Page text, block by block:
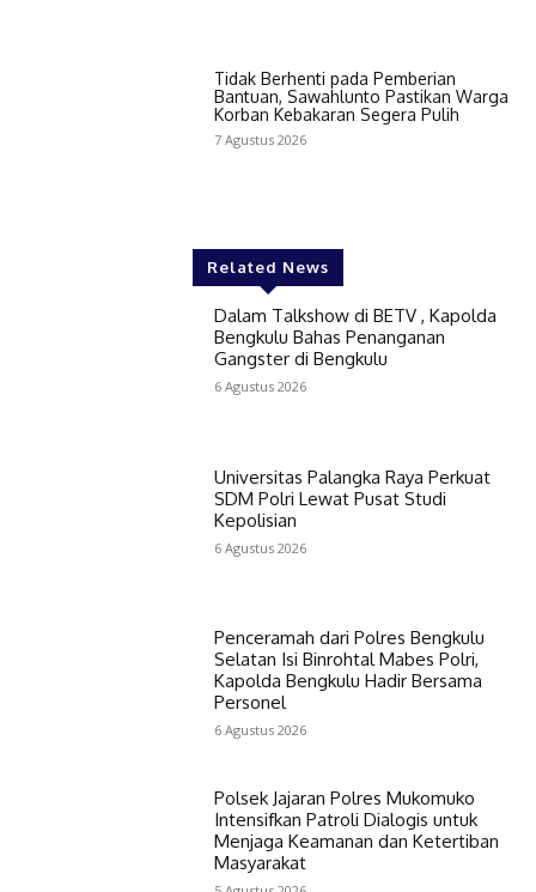
Tidak Berhenti pada Pemberian
Bantuan, Sawahlunto Pastikan Warga
Korban Kebakaran Segera Pulih
7 Agustus 2026
Related News
Dalam Talkshow di BETV , Kapolda
Bengkulu Bahas Penanganan
Gangster di Bengkulu
6 Agustus 2026
Universitas Palangka Raya Perkuat
SDM Polri Lewat Pusat Studi
Kepolisian
6 Agustus 2026
Penceramah dari Polres Bengkulu
Selatan Isi Binrohtal Mabes Polri,
Kapolda Bengkulu Hadir Bersama
Personel
6 Agustus 2026
Polsek Jajaran Polres Mukomuko
Intensifkan Patroli Dialogis untuk
Menjaga Keamanan dan Ketertiban
Masyarakat